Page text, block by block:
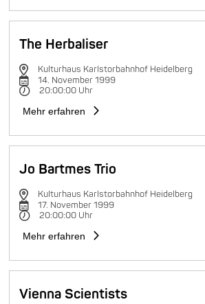
The Herbaliser
Kulturhaus Karlstorbahnhof Heidelberg
14. November 1999
20:00:00 Uhr
Mehr erfahren
Jo Bartmes Trio
Kulturhaus Karlstorbahnhof Heidelberg
17. November 1999
20:00:00 Uhr
Mehr erfahren
Vienna Scientists